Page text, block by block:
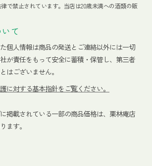
で禁止されています。当店は20歳未満への酒類の販
て
個人情報は商品の発送とご連絡以外には一切
が責任をもって安全に蓄積・保管し、第三者
はございません。
に対する基本指針をご覧ください。
掲載されている一部の商品価格は、栗林庵店
ます。